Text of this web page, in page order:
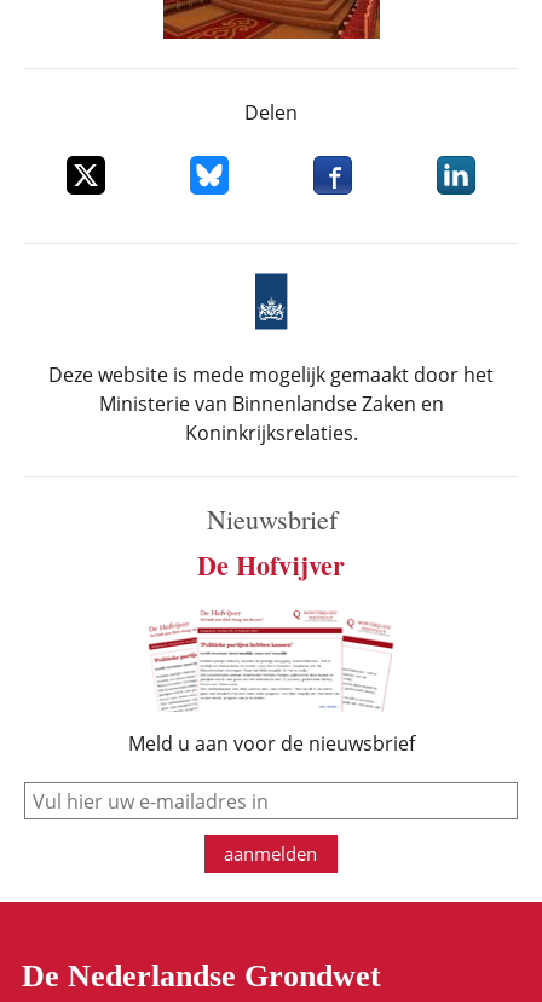
Delen
Deel dit item op XDeel dit item op Bluesky
Deel dit item opDeel dit
Deze website is mede mogelijk gemaakt door het
Ministerie van Binnenlandse Zaken en
Koninkrijksrelaties.
Nieuwsbrief
De Hofvijver
Meld u aan voor de nieuwsbrief
e-mail
aanmelden
De Nederlandse Grondwet